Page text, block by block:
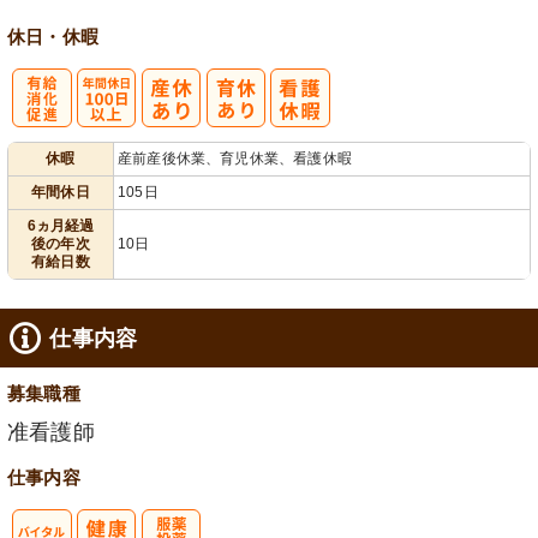
休日・休暇
休暇
産前産後休業、育児休業、看護休暇
年間休日
105日
6ヵ月経過
後の年次
有給日数
10日
仕事内容
募集職種
准看護師
仕事内容